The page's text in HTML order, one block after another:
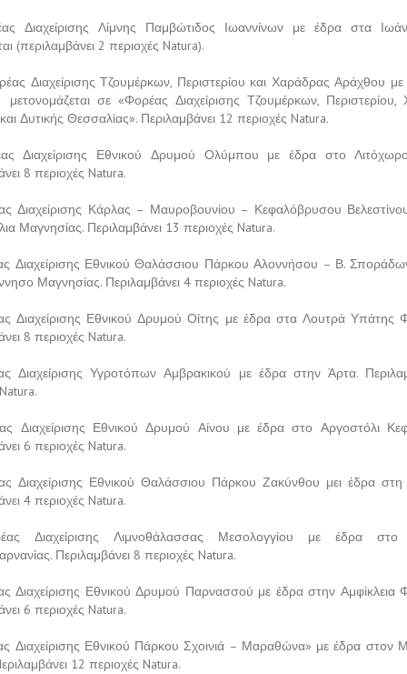
Διαχείρισης Λίμνης Παμβώτιδος Ιωαννίνων με έδρα στα
(περιλαμβάνει 2 περιοχές Natura).
Διαχείρισης Τζουμέρκων, Περιστερίου και Χαράδρας Αράχθου
μετονομάζεται σε «Φορέας Διαχείρισης Τζουμέρκων, Περιστερίου,
Δυτικής Θεσσαλίας». Περιλαμβάνει 12 περιοχές Natura.
Διαχείρισης Εθνικού Δρυμού Ολύμπου με έδρα στο Λιτόχωρο
8 περιοχές Natura.
Διαχείρισης Κάρλας – Μαυροβουνίου – Κεφαλόβρυσου
Μαγνησίας. Περιλαμβάνει 13 περιοχές Natura.
Διαχείρισης Εθνικού Θαλάσσιου Πάρκου Αλοννήσου – Β.
Μαγνησίας. Περιλαμβάνει 4 περιοχές Natura.
Διαχείρισης Εθνικού Δρυμού Οίτης με έδρα στα Λουτρά Υπάτης
8 περιοχές Natura.
Διαχείρισης Υγροτόπων Αμβρακικού με έδρα στην Άρτα.
Διαχείρισης Εθνικού Δρυμού Αίνου με έδρα στο Αργοστόλι
6 περιοχές Natura.
Διαχείρισης Εθνικού Θαλάσσιου Πάρκου Ζακύνθου μει έδρα
4 περιοχές Natura.
Διαχείρισης Λιμνοθάλασσας Μεσολογγίου με έδρα στο
Περιλαμβάνει 8 περιοχές Natura.
Διαχείρισης Εθνικού Δρυμού Παρνασσού με έδρα στην Αμφίκλεια
6 περιοχές Natura.
Διαχείρισης Εθνικού Πάρκου Σχοινιά – Μαραθώνα» με έδρα στον
12 περιοχές Natura.